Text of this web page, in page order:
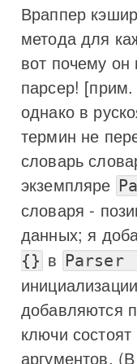
Враппер
метода для
вот почему он
парсер!
однако в
термин не
словарь
экземпляре
словаря -
данных; я
{} в
добавляются
ключи
аргументов.